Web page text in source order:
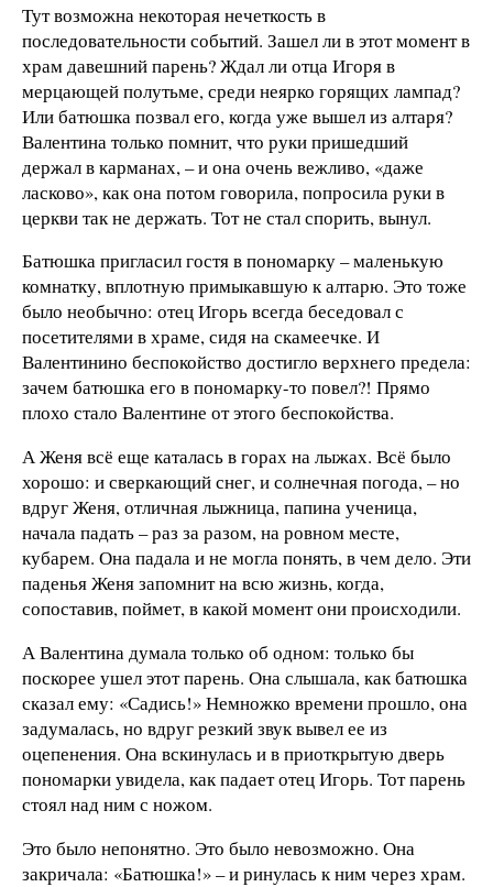
Тут возможна некоторая нечеткость в
последовательности событий. Зашел ли в этот момент в
храм давешний парень? Ждал ли отца Игоря в
мерцающей полутьме, среди неярко горящих лампад?
Или батюшка позвал его, когда уже вышел из алтаря?
Валентина только помнит, что руки пришедший
держал в карманах, – и она очень вежливо, «даже
ласково», как она потом говорила, попросила руки в
церкви так не держать. Тот не стал спорить, вынул.
Батюшка пригласил гостя в пономарку – маленькую
комнатку, вплотную примыкавшую к алтарю. Это тоже
было необычно: отец Игорь всегда беседовал с
посетителями в храме, сидя на скамеечке. И
Валентинино беспокойство достигло верхнего предела:
зачем батюшка его в пономарку-то повел?! Прямо
плохо стало Валентине от этого беспокойства.
А Женя всё еще каталась в горах на лыжах. Всё было
хорошо: и сверкающий снег, и солнечная погода, – но
вдруг Женя, отличная лыжница, папина ученица,
начала падать – раз за разом, на ровном месте,
кубарем. Она падала и не могла понять, в чем дело. Эти
паденья Женя запомнит на всю жизнь, когда,
сопоставив, поймет, в какой момент они происходили.
А Валентина думала только об одном: только бы
поскорее ушел этот парень. Она слышала, как батюшка
сказал ему: «Садись!» Немножко времени прошло, она
задумалась, но вдруг резкий звук вывел ее из
оцепенения. Она вскинулась и в приоткрытую дверь
пономарки увидела, как падает отец Игорь. Тот парень
стоял над ним с ножом.
Это было непонятно. Это было невозможно. Она
закричала: «Батюшка!» – и ринулась к ним через храм.